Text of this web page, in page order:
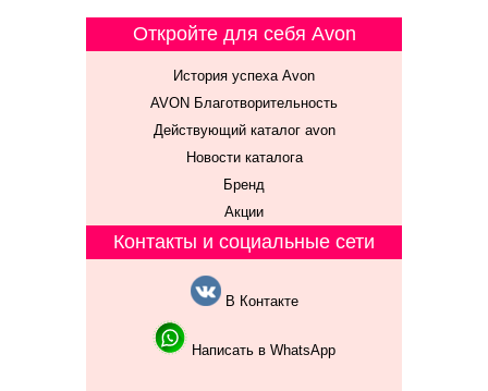
Откройте для себя Avon
История успеха Avon
AVON Благотворительность
Действующий каталог avon
Новости каталога
Бренд
Акции
Контакты и социальные сети
В Контакте
Написать в WhatsApp